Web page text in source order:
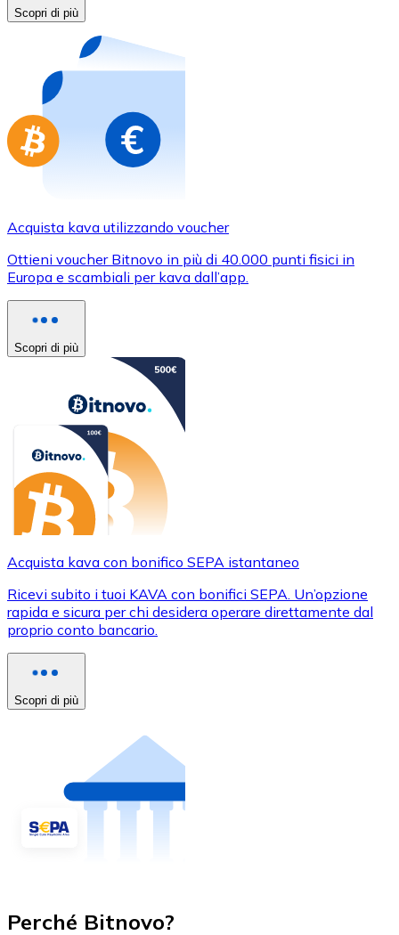
Acquista gift card dei tuoi marchi preferiti con
Vai al negozio di carte regalo
Scopri di più
Acquista kava utilizzando voucher
Ottieni voucher Bitnovo in più di 40.000 punti fisici in
Europa e scambiali per kava dall’app.
Scopri di più
Acquista kava con bonifico SEPA istantaneo
Ricevi subito i tuoi KAVA con bonifici SEPA. Un’opzione
rapida e sicura per chi desidera operare direttamente dal
proprio conto bancario.
Scopri di più
Perché Bitnovo?